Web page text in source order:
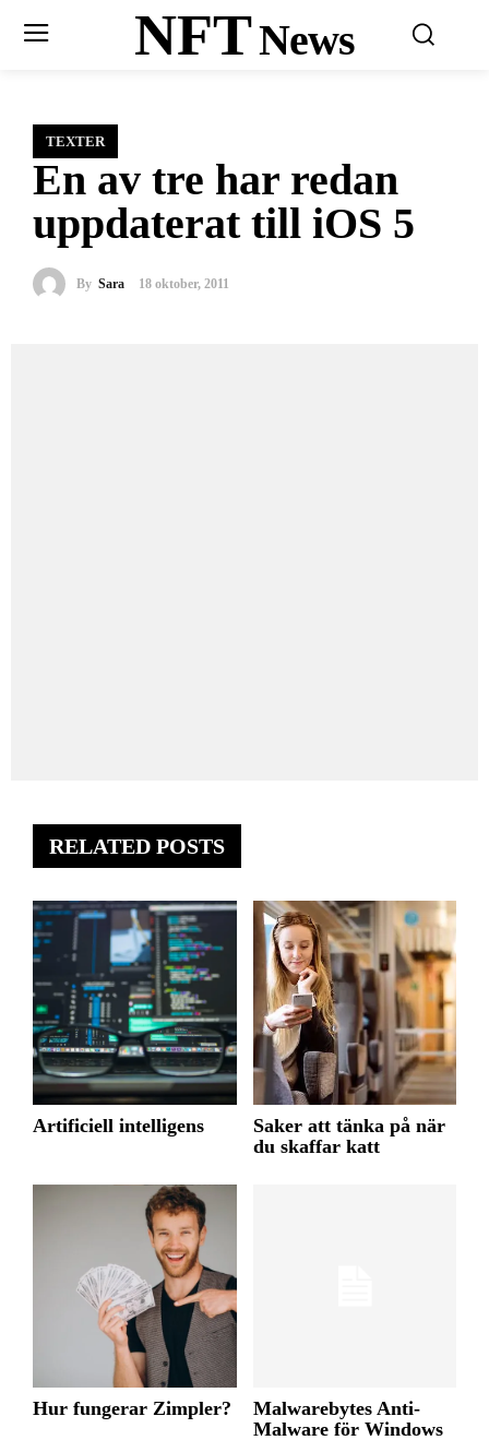
NFTNews
TEXTER
En av tre har redan
uppdaterat till iOS 5
By Sara 18 oktober, 2011
RELATED POSTS
Artificiell intelligens
Saker att tänka på när
du skaffar katt
Hur fungerar Zimpler?
Malwarebytes Anti-
Malware för Windows